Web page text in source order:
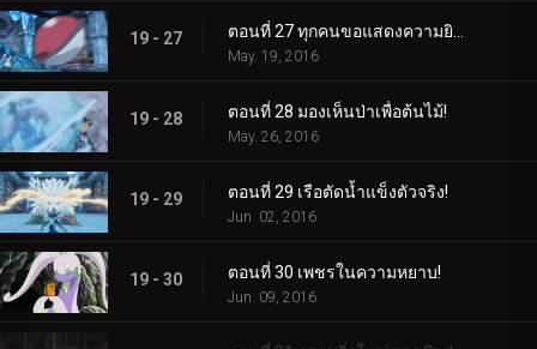
19 - 27
May. 19, 2016
19 - 28 ตอนที่ 28 มองเห็นป่าเพื่อต้นไม้!
May. 26, 2016
19 - 29 ตอนที่ 29 เรือตัดน้ำแข็งตัวจริง!
Jun. 02, 2016
19 - 30 ตอนที่ 30 เพชรในความหยาบ!
Jun. 09, 2016